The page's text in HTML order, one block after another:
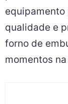
equipamento
qualidade e
forno de
momentos